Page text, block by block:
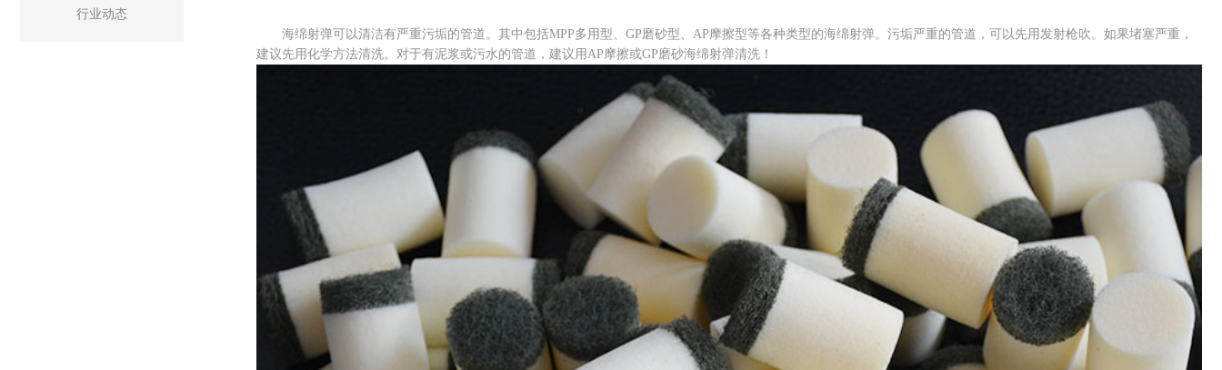
行业动态
海绵射弹可以清洁有严重污垢的管道。其中包括MPP多用型、GP磨砂型、AP摩擦型等各种类型的海绵射弹。污垢严重的管道，可以先用发射枪吹。如果堵塞严重，
建议先用化学方法清洗。对于有泥浆或污水的管道，建议用AP摩擦或GP磨砂海绵射弹清洗！